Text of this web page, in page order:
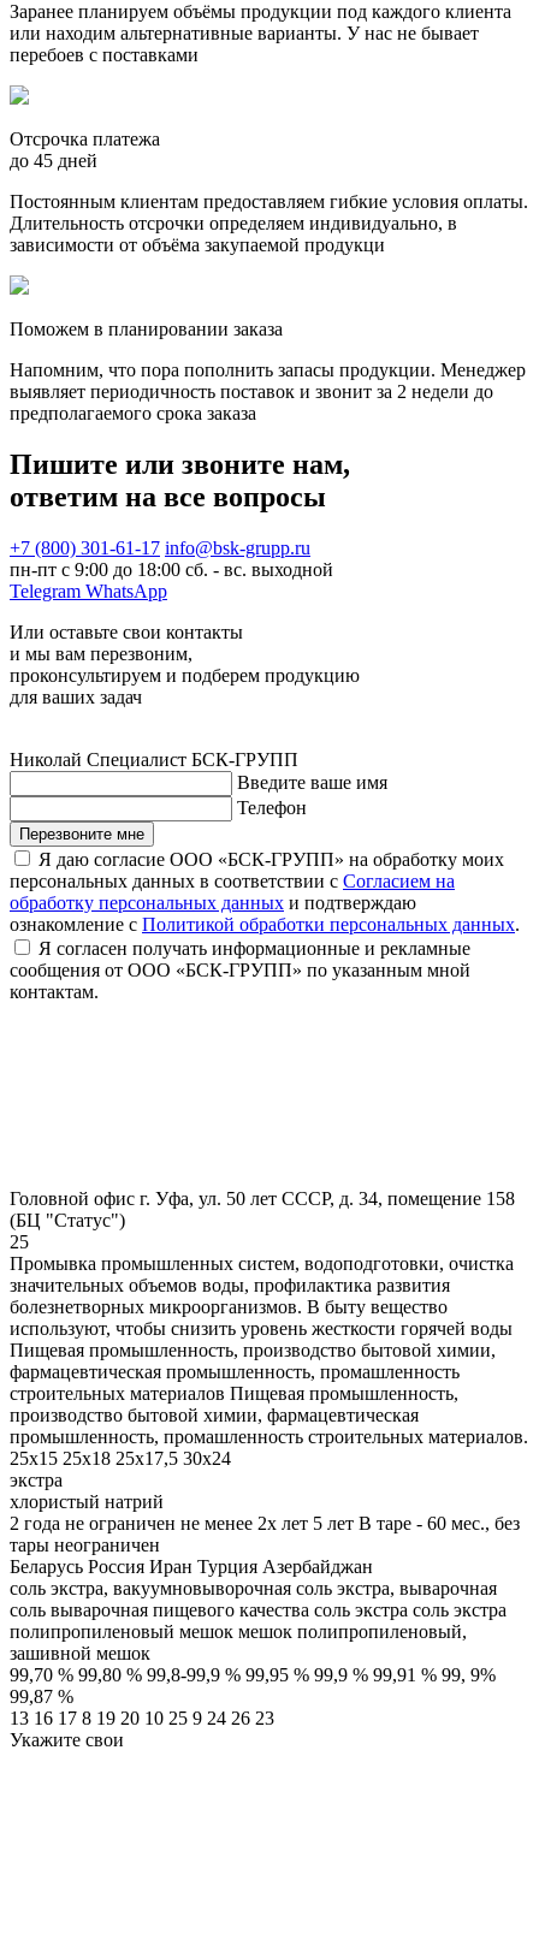
Заранее планируем объёмы продукции под каждого клиента
или находим альтернативные варианты. У нас не бывает
перебоев с поставками
Отсрочка платежа
до 45 дней
Постоянным клиентам предоставляем гибкие условия оплаты.
Длительность отсрочки определяем индивидуально, в
зависимости от объёма закупаемой продукци
Поможем в планировании заказа
Напомним, что пора пополнить запасы продукции. Менеджер
выявляет периодичность поставок и звонит за 2 недели до
предполагаемого срока заказа
Пишите или звоните нам,
ответим на все вопросы
+7 (800) 301-61-17 info@bsk-grupp.ru
пн-пт с 9:00 до 18:00 сб. - вс. выходной
Telegram WhatsApp
Или оставьте свои контакты
и мы вам перезвоним,
проконсультируем и подберем продукцию
для ваших задач
Николай Специалист БСК-ГРУПП
Введите ваше имя
Телефон
Перезвоните мне
Я даю согласие ООО «БСК-ГРУПП» на обработку моих
персональных данных в соответствии с Согласием на
обработку персональных данных и подтверждаю
ознакомление с Политикой обработки персональных данных.
Я согласен получать информационные и рекламные
сообщения от ООО «БСК-ГРУПП» по указанным мной
контактам.
Головной офис г. Уфа, ул. 50 лет СССР, д. 34, помещение 158
(БЦ "Статус")
25
Промывка промышленных систем, водоподготовки, очистка
значительных объемов воды, профилактика развития
болезнетворных микроорганизмов. В быту вещество
используют, чтобы снизить уровень жесткости горячей воды
Пищевая промышленность, производство бытовой химии,
фармацевтическая промышленность, промашленность
строительных материалов Пищевая промышленность,
производство бытовой химии, фармацевтическая
промышленность, промашленность строительных материалов.
25х15 25х18 25х17,5 30х24
экстра
хлористый натрий
2 года не ограничен не менее 2х лет 5 лет В таре - 60 мес., без
тары неограничен
Беларусь Россия Иран Турция Азербайджан
соль экстра, вакуумновыворочная соль экстра, выварочная
соль выварочная пищевого качества cоль экстра соль экстра
полипропиленовый мешок мешок полипропиленовый,
зашивной мешок
99,70 % 99,80 % 99,8-99,9 % 99,95 % 99,9 % 99,91 % 99, 9%
99,87 %
13 16 17 8 19 20 10 25 9 24 26 23
Укажите свои